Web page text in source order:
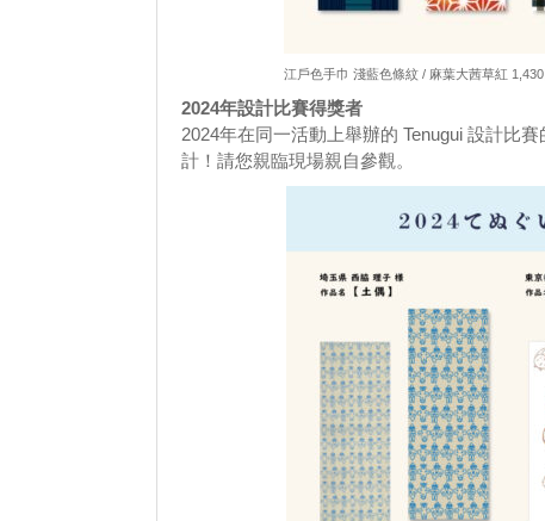
江戶色手巾 淺藍色條紋 / 麻葉大茜草紅
2024年設計比賽得獎者
2024年在同一活動上舉辦的 Tenugui 設計比
計！請您親臨現場親自參觀。